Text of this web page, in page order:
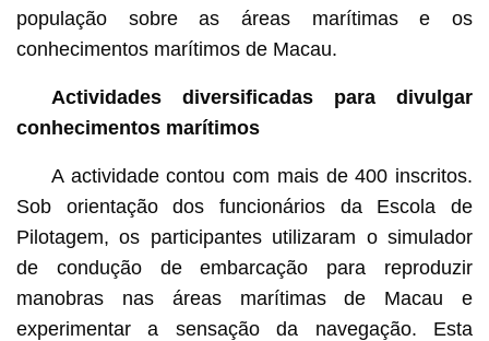
população sobre as áreas marítimas e os
conhecimentos marítimos de Macau.
Actividades diversificadas para divulgar
conhecimentos marítimos
A actividade contou com mais de 400 inscritos.
Sob orientação dos funcionários da Escola de
Pilotagem, os participantes utilizaram o simulador
de condução de embarcação para reproduzir
manobras nas áreas marítimas de Macau e
experimentar a sensação da navegação. Esta